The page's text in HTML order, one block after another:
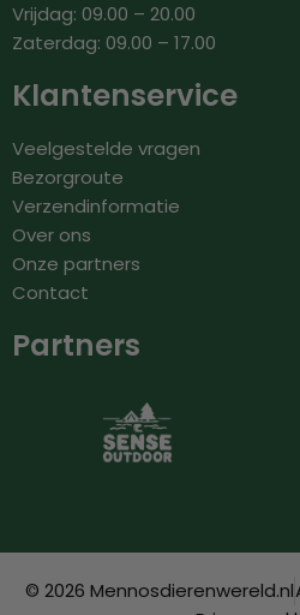
Vrijdag: 09.00 – 20.00
Zaterdag: 09.00 – 17.00
Klantenservice
Veelgestelde vragen
Bezorgroute
Verzendinformatie
Over ons
Onze partners
Contact
Partners
© 2026 Mennosdierenwereld.nl